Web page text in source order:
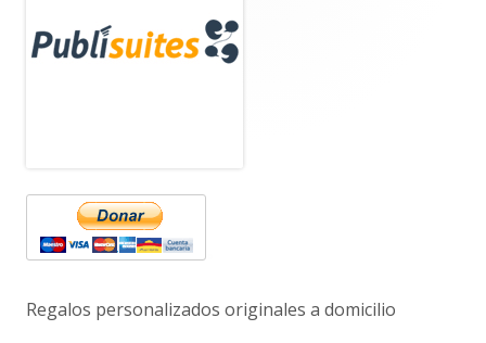
lateral
principal
Regalos personalizados originales a domicilio